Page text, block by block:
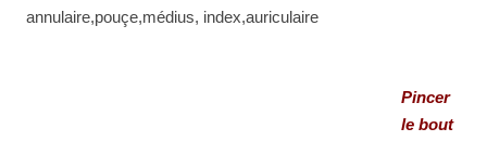
annulaire,pouçe,médius, index,auriculaire
Pincer
le bout